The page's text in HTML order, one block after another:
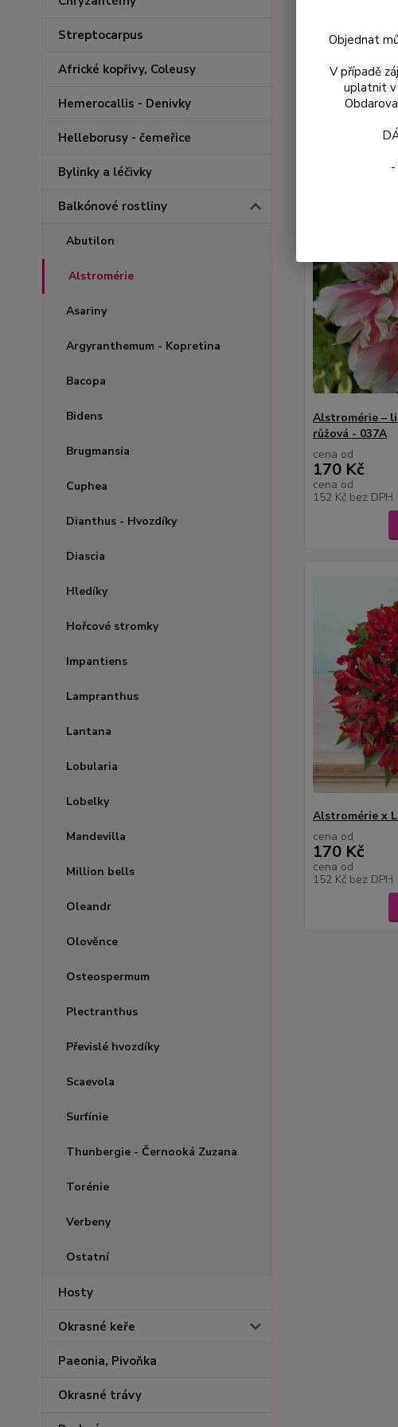
Streptocarpus
Africké kopřivy, Coleusy
Hemerocallis - Denivky
Helleborusy - čemeřice
Bylinky a léčivky
Balkónové rostliny
Abutilon
Alstromérie
Asariny
Argyranthemum - Kopretina
Bacopa
Bidens
Brugmansia
Cuphea
Dianthus - Hvozdíky
Diascia
Hledíky
Hořcové stromky
Impantiens
Lampranthus
Lantana
Lobularia
Lobelky
Mandevilla
Million bells
Oleandr
Olověnce
Osteospermum
Plectranthus
Převislé hvozdíky
Scaevola
Surfínie
Thunbergie - Černooká Zuzana
Torénie
Verbeny
Ostatní
Hosty
Okrasné keře
Paeonia, Pivoňka
Okrasné trávy
Nejnovější
Zobrazuji 1-5 z 5
Alstromérie –
růžová - 037A
cena od
170 Kč
cena od
152 Kč bez DPH
Alstromérie x
cena od
170 Kč
cena od
152 Kč bez DPH
Objednat
V případě
uplatnit v